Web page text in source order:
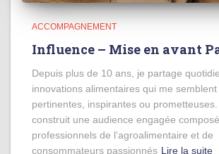
ACCOMPAGNEMENT
Influence – Mise en avant
Depuis plus de 10 ans, je partage
innovations alimentaires qui me
pertinentes, inspirantes ou prometteuses.
construit une audience engagée
professionnels de l’agroalimentaire et de
consommateurs passionnés Lire la suite